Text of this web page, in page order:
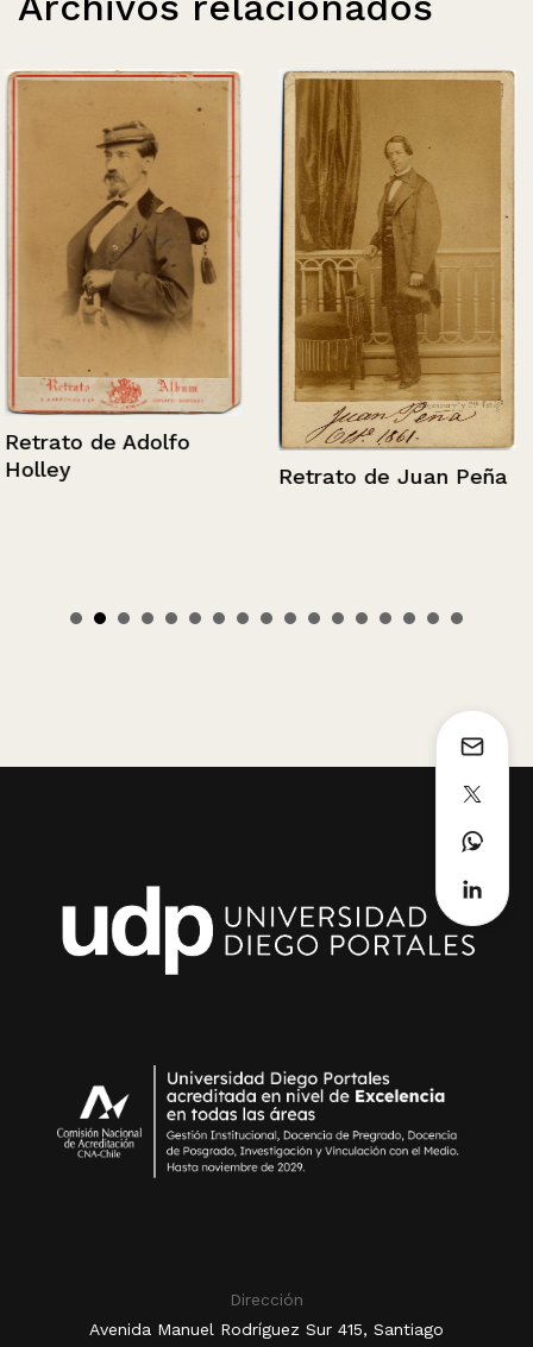
Retrato de Adolfo
Holley
Retrato de Juan Peña
Dirección
Avenida Manuel Rodríguez Sur 415, Santiago